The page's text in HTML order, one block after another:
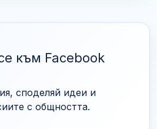
към Facebook
споделяй идеи и
с общността.